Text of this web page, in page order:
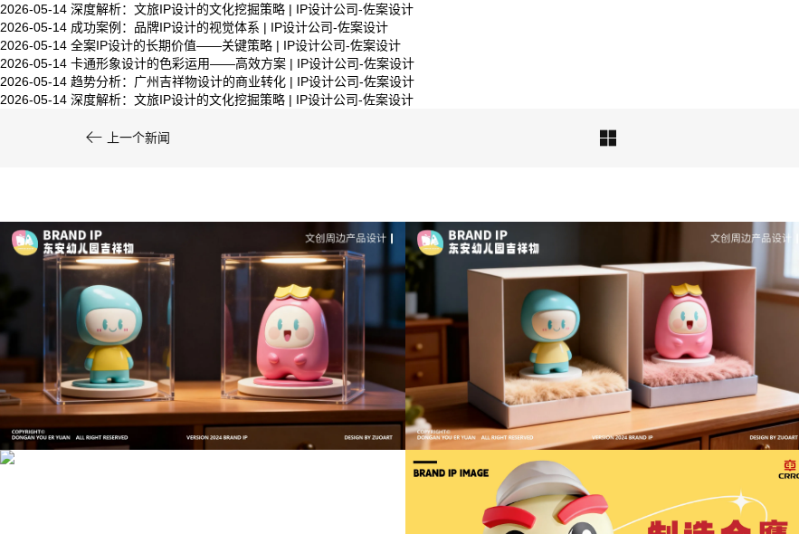
2026-05-14 深度解析：文旅IP设计的文化挖掘策略 | IP设计公司-佐案设计
2026-05-14 成功案例：品牌IP设计的视觉体系 | IP设计公司-佐案设计
2026-05-14 全案IP设计的长期价值——关键策略 | IP设计公司-佐案设计
2026-05-14 卡通形象设计的色彩运用——高效方案 | IP设计公司-佐案设计
2026-05-14 趋势分析：广州吉祥物设计的商业转化 | IP设计公司-佐案设计
2026-05-14 深度解析：文旅IP设计的文化挖掘策略 | IP设计公司-佐案设计
 上一个新闻 
系统化的方法论是文创产品设计成功的基……
文创产品设计的成本控制——实战技巧 | IP设计公
司-佐案设计
从战略高度审视文旅ip设计，我们发现这……